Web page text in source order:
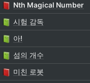
Nth Magical Number
시험 감독
아!
섬의 개수
미친 로봇